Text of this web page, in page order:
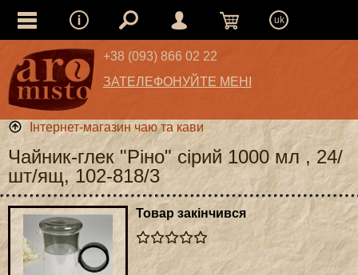
uk
+38 (093) 866 02 22
ЗАТЕЛЕФОНУЙТЕ МЕНІ
Інтернет-магазин чаю та кави
Чайник-глек "Ріно" сірий 1000 мл , 24/
шт/ящ, 102-818/3
Товар закінчився